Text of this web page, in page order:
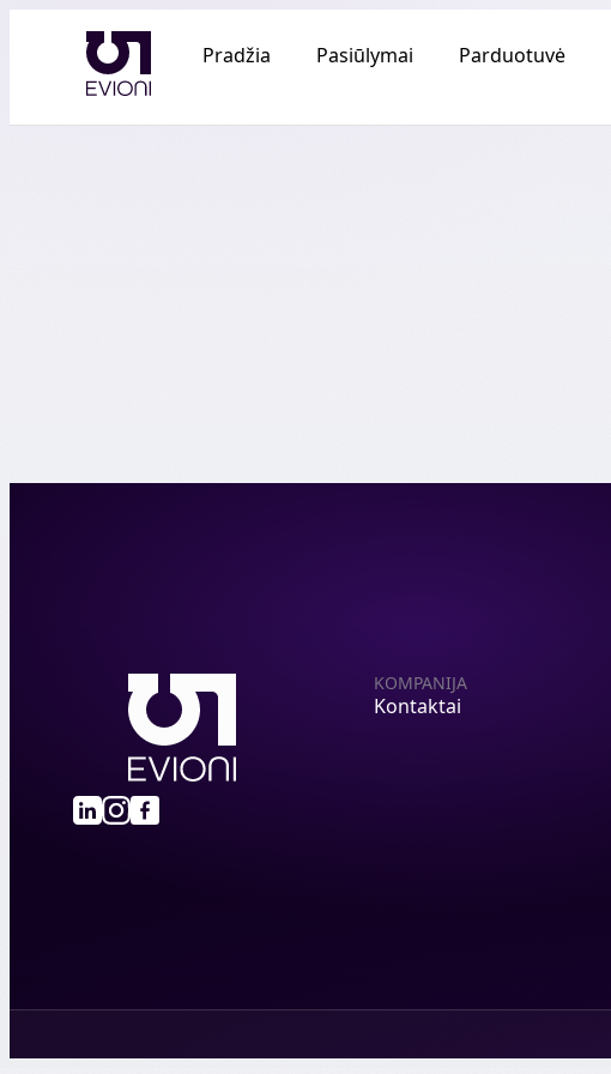
Pradžia Pasiūlymai Parduotuvė
KOMPANIJA
Kontaktai